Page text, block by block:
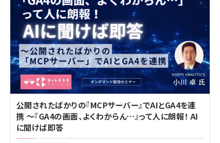
公開されたばかりの『MCPサーバー』でAIとGA4を連
携 ～『GA4の画面、よくわからん…』って人に朗報！ AI
に聞けば即答